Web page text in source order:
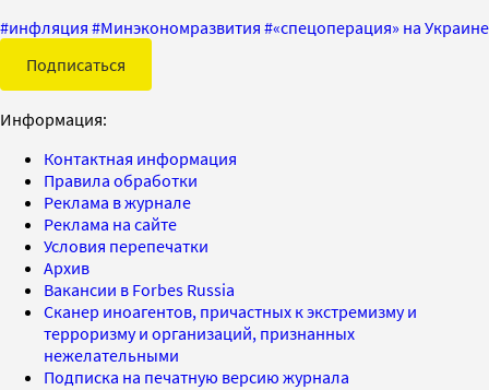
#инфляция #Минэкономразвития #«спецоперация» на Украине
Подписаться
Информация:
Контактная информация
Правила обработки
Реклама в журнале
Реклама на сайте
Условия перепечатки
Архив
Вакансии в Forbes Russia
Сканер иноагентов, причастных к экстремизму и
терроризму и организаций, признанных
нежелательными
Подписка на печатную версию журнала